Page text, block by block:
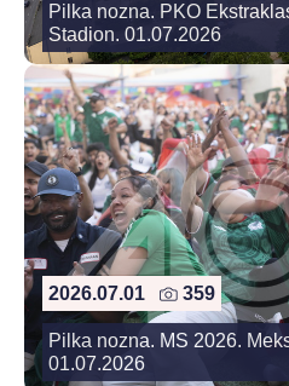
Pilka nozna. PKO
Stadion. 01.07.2026
2026.07.01 359
Pilka nozna. MS 2026.
01.07.2026